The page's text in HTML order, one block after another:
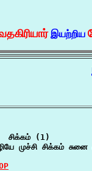
இயற்றிய
சிக்கம் (1)
முச்சி சிக்கம்